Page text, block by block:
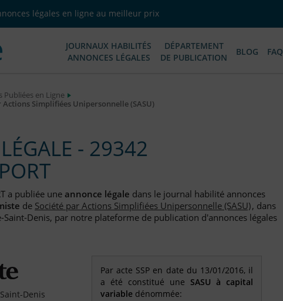
légales en ligne au meilleur prix
JOURNAUX HABILITÉS
ANNONCES LÉGALES
DÉPARTEMENT
DE PUBLICATION
BLOG FAQ
Publiées en Ligne
Actions Simplifiées Unipersonnelle (SASU)
- 29342
a publiée une annonce légale dans le journal habilité annonces
de Société par Actions Simplifiées Unipersonnelle (SASU), dans
Saint-Denis, par notre plateforme de publication d'annonces légales
Denis
Par acte SSP en date du 13/01/2016, il
a été constitué une SASU à capital
variable dénommée: